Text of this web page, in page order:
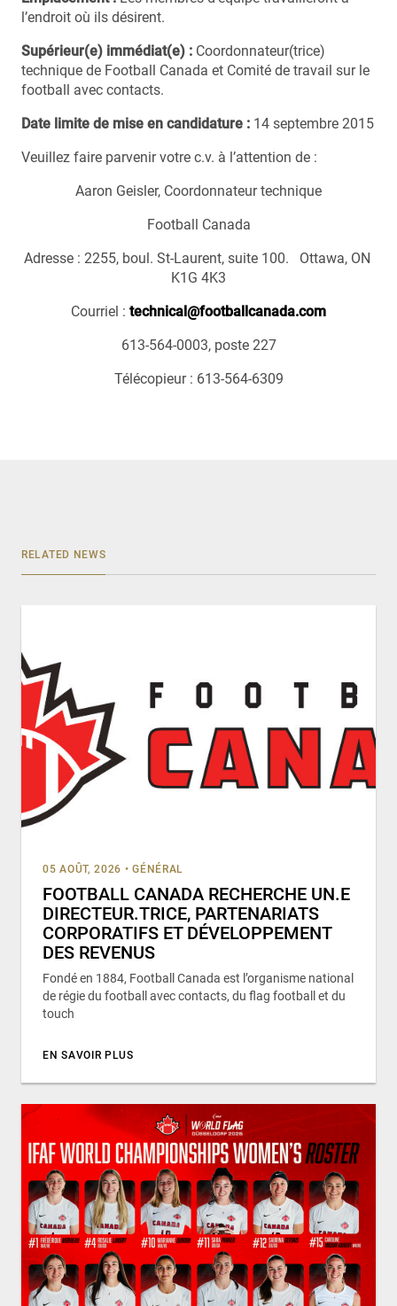
l’endroit où ils désirent.
Supérieur(e) immédiat(e) : Coordonnateur(trice)
technique de Football Canada et Comité de travail sur le
football avec contacts.
Date limite de mise en candidature : 14 septembre 2015
Veuillez faire parvenir votre c.v. à l’attention de :
Aaron Geisler, Coordonnateur technique
Football Canada
Adresse : 2255, boul. St-Laurent, suite 100. Ottawa, ON
K1G 4K3
Courriel : technical@footballcanada.com
613-564-0003, poste 227
Télécopieur : 613-564-6309
RELATED NEWS
05 AOÛT, 2026 • GÉNÉRAL
FOOTBALL CANADA RECHERCHE UN.E
DIRECTEUR.TRICE, PARTENARIATS
CORPORATIFS ET DÉVELOPPEMENT
DES REVENUS
Fondé en 1884, Football Canada est l’organisme national
de régie du football avec contacts, du flag football et du
touch
EN SAVOIR PLUS